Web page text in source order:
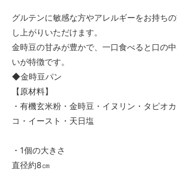
グルテンに敏感な方やアレルギーをお持ち
し上がりいただけます。
金時豆の甘みが豊かで、一口食べると口の
いが特徴です。
◆金時豆パン
【原材料】
・有機玄米粉・金時豆・イヌリン・タピオ
コ・イースト・天日塩
・1個の大きさ
直径約8㎝